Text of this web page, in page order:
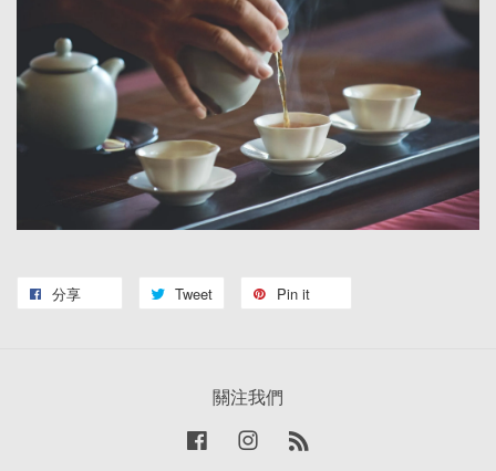
分享 Tweet Pin it
關注我們
Facebook Instagram